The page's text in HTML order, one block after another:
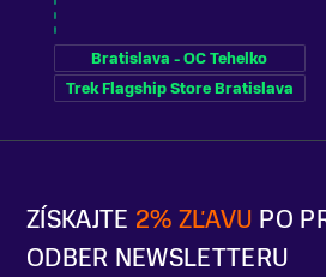
ZÍSKAJTE 2% ZĽAVU PO
ODBER NEWSLETTERU
Bratislava - OC Tehelko
Trek Flagship Store Bratislava